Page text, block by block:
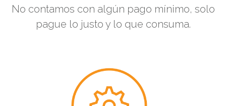
No contamos con algún pago mínimo, solo
pague lo justo y lo que consuma.